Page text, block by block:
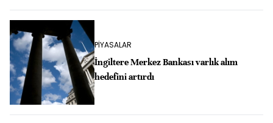
PİYASALAR
İngiltere Merkez Bankası varlık alım
hedefini artırdı